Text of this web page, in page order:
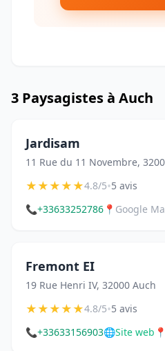
3 Paysagistes à Auch
Jardisam
11 Rue du 11 Novembre,
★★★★★4.8/5•5 avis
📞+33633252786 📍 Google
Fremont EI
19 Rue Henri IV, 32000 Auch
★★★★★4.8/5•5 avis
📞+33633156903🌐Site web 📍